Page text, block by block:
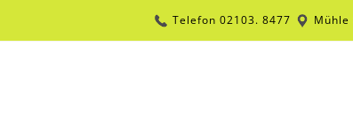
springen
Telefon 02103. 8477 Mühle